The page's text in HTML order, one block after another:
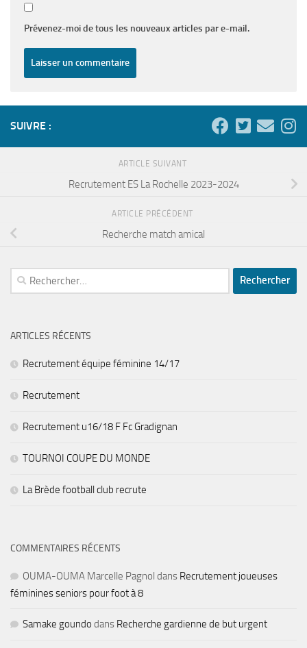
Prévenez-moi de tous les nouveaux articles par e-mail.
SUIVRE :
ARTICLE SUIVANT
Recrutement ES La Rochelle 2023-2024
ARTICLE PRÉCÉDENT
Recherche match amical
Rechercher :
ARTICLES RÉCENTS
Recrutement équipe féminine 14/17
Recrutement
Recrutement u16/18 F Fc Gradignan
TOURNOI COUPE DU MONDE
La Brède football club recrute
COMMENTAIRES RÉCENTS
OUMA-OUMA Marcelle Pagnol dans Recrutement joueuses
féminines seniors pour foot à 8
Samake goundo dans Recherche gardienne de but urgent